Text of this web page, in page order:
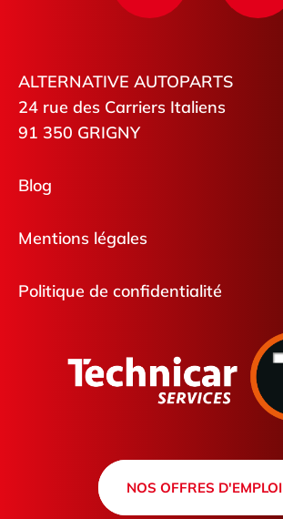
ALTERNATIVE AUTOPARTS
24 rue des Carriers Italiens
91 350 GRIGNY
Blog
Mentions légales
Politique de confidentialité
NOS OFFRES D'EMPLOI